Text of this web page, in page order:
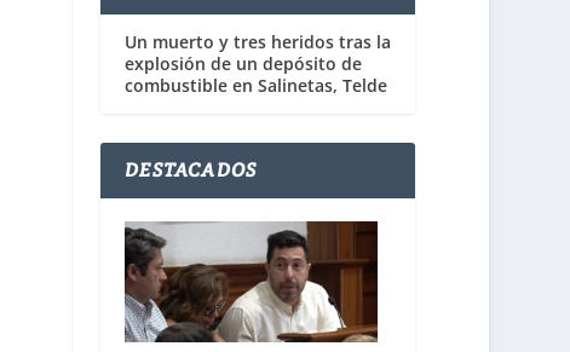
Un muerto y tres heridos tras la
explosión de un depósito de
combustible en Salinetas, Telde
DESTACADOS